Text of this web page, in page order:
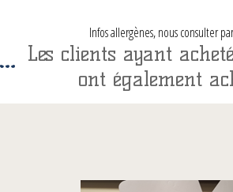
Infos allergènes, nous consulter
Les clients ayant
ont également